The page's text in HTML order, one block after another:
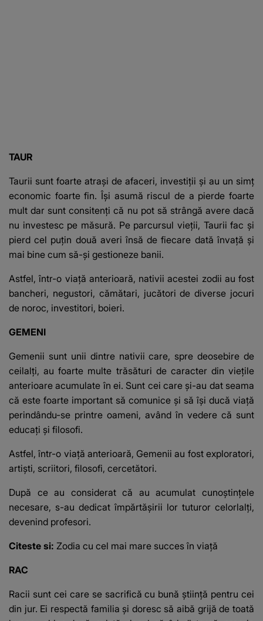
TAUR
Taurii sunt foarte atraşi de afaceri, investiţii şi au un simţ
economic foarte fin. Îşi asumă riscul de a pierde foarte
mult dar sunt consitenţi că nu pot să strângă avere dacă
nu investesc pe măsură. Pe parcursul vieţii, Taurii fac şi
pierd cel puţin două averi însă de fiecare dată învaţă şi
mai bine cum să-şi gestioneze banii.
Astfel, într-o viaţă anterioară, nativii acestei zodii au fost
bancheri, negustori, cămătari, jucători de diverse jocuri
de noroc, investitori, boieri.
GEMENI
Gemenii sunt unii dintre nativii care, spre deosebire de
ceilalţi, au foarte multe trăsături de caracter din vieţile
anterioare acumulate în ei. Sunt cei care şi-au dat seama
că este foarte important să comunice şi să îşi ducă viaţă
perindându-se printre oameni, având în vedere că sunt
educaţi şi filosofi.
Astfel, într-o viaţă anterioară, Gemenii au fost exploratori,
artişti, scriitori, filosofi, cercetători.
După ce au considerat că au acumulat cunoştinţele
necesare, s-au dedicat împărtăşirii lor tuturor celorlalţi,
devenind profesori.
Citeste si: Zodia cu cel mai mare succes în viaţă
RAC
Racii sunt cei care se sacrifică cu bună ştiinţă pentru cei
din jur. Ei respectă familia şi doresc să aibă grijă de toată